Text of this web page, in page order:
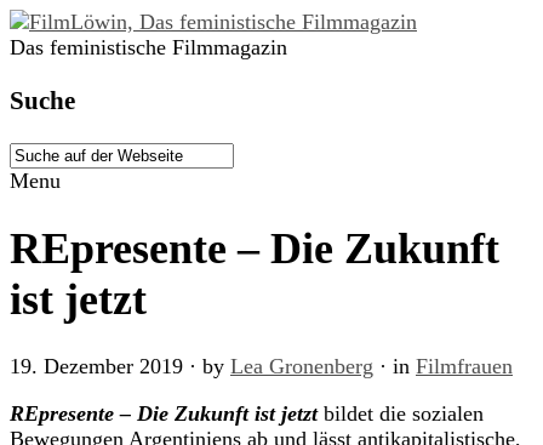
Das feministische Filmmagazin
Suche
Menu
REpresente – Die Zukunft
ist jetzt
19. Dezember 2019 · by Lea Gronenberg · in Filmfrauen
REpresente – Die Zukunft ist jetztbildet die sozialen
Bewegungen Argentiniens ab und lässt antikapitalistische,